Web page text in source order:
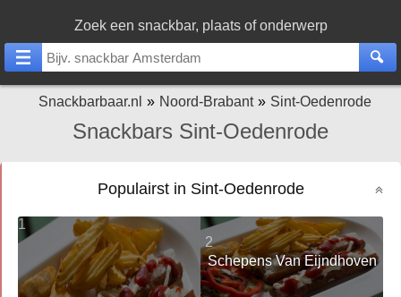
Zoek een snackbar, plaats of onderwerp
Snackbarbaar.nl Noord-Brabant Sint-Oedenrode
Snackbars Sint-Oedenrode
Populairst in Sint-Oedenrode
1
2
Schepens Van Eijndhoven